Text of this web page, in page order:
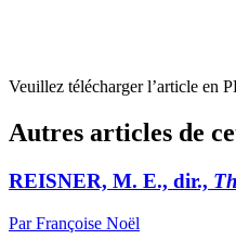
Veuillez télécharger l’article en
Autres articles de
REISNER, M. E., dir.,
Par Françoise Noël